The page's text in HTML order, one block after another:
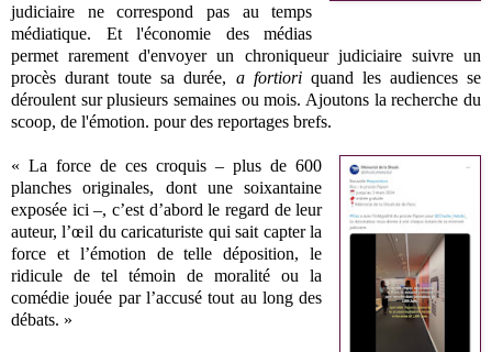
judiciaire ne correspond pas au temps
médiatique. Et l'économie des médias
permet rarement d'envoyer un chroniqueur judiciaire suivre un
procès durant toute sa durée, a fortioriquand les audiences se
déroulent sur plusieurs semaines ou mois. Ajoutons la recherche du
scoop, de l'émotion. pour des reportages brefs.
« La force de ces croquis – plus de 600
planches originales, dont une soixantaine
exposée ici –, c’est d’abord le regard de leur
auteur, l’œil du caricaturiste qui sait capter la
force et l’émotion de telle déposition, le
ridicule de tel témoin de moralité ou la
comédie jouée par l’accusé tout au long des
débats. »